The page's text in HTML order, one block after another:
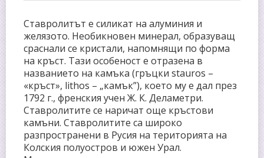
Ставролитът е силикат на алуминия и
желязото. Необикновен минерал, образуващ
сраснали се кристали, напомнящи по форма
на кръст. Тази особеност е отразена в
названието на камъка (гръцки stauros –
«кръст», lithos – „камък”), което му е дал през
1792 г., френския учен Ж. К. Деламетри.
Ставролитите се наричат още кръстови
камъни. Ставролитите са широко
разпространени в Русия на територията на
Колския полуостров и южен Урал.